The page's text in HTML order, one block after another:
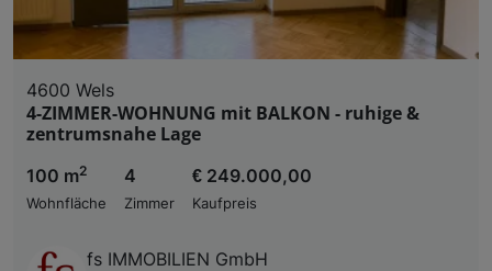
4600 Wels
4-ZIMMER-WOHNUNG mit BALKON - ruhige &
zentrumsnahe Lage
100 m2
Wohnfläche
4
Zimmer
€ 249.000,00
Kaufpreis
fs IMMOBILIEN GmbH